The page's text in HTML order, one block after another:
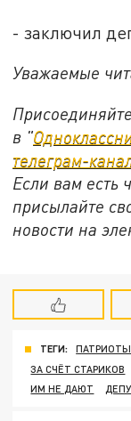
- заключил
Уважаемые
в "
телеграм-
Если вам есть
присылайте
новости на
ТЕГИ:
ЗА СЧЁТ СТАРИКОВ
ИМ НЕ ДАЮТ